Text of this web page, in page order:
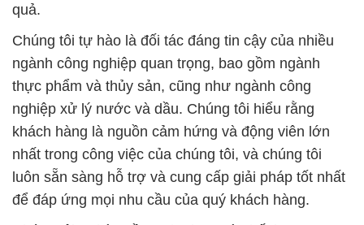
nghiệp xử lý nước và dầu. Chúng tôi hiểu rằng
khách hàng là nguồn cảm hứng và động viên lớn
nhất trong công việc của chúng tôi, và chúng tôi
luôn sẵn sàng hỗ trợ và cung cấp giải pháp tốt nhất
để đáp ứng mọi nhu cầu của quý khách hàng.
Chúng tôi tự hào về sự đa dạng và chất lượng cao
của sản phẩm hóa chất mà chúng tôi cung cấp. Sự
tận tâm và trách nhiệm của chúng tôi đã tạo ra mối
liên kết chặt chẽ với khách hàng, đồng thời đảm